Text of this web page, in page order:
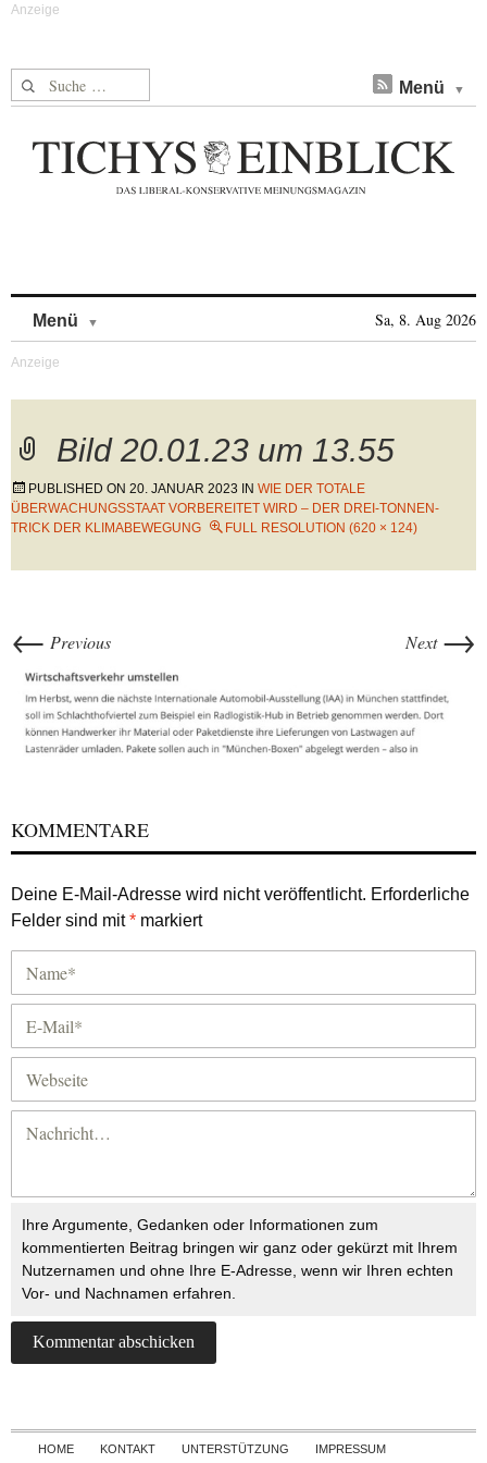
Suche nach: Menü
Menü Sa, 8. Aug 2026
Bild 20.01.23 um 13.55
PUBLISHED ON 20. JANUAR 2023 IN WIE DER TOTALE
ÜBERWACHUNGSSTAAT VORBEREITET WIRD – DER DREI-TONNEN-
TRICK DER KLIMABEWEGUNG
FULL RESOLUTION (620 × 124)
← Previous Next →
KOMMENTARE
Deine E-Mail-Adresse wird nicht veröffentlicht. Erforderliche
Felder sind mit* markiert
Ihre Argumente, Gedanken oder Informationen zum
kommentierten Beitrag bringen wir ganz oder gekürzt mit Ihrem
Nutzernamen und ohne Ihre E-Adresse, wenn wir Ihren echten
Vor- und Nachnamen erfahren.
Skip to content
HOME KONTAKT UNTERSTÜTZUNG IMPRESSUM